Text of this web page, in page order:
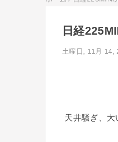
日経
土曜日, 11月 14,
天井騒ぎ、大